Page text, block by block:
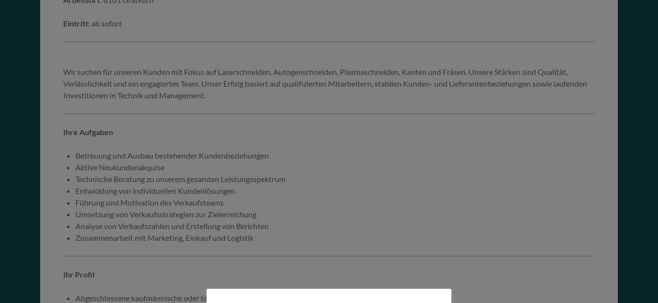
Eintritt: ab sofort
Wir suchen für unseren Kunden mit Fokus auf Laserschneiden, Autogenschneiden, Plasmaschneiden, Kanten und Fräsen. Unsere Stärken sind Qualität,
Verlässlichkeit und ein engagiertes Team. Unser Erfolg basiert auf qualifizierten Mitarbeitern, stabilen Kunden- und Lieferantenbeziehungen sowie laufenden
Investitionen in Technik und Management.
Ihre Aufgaben
Betreuung und Ausbau bestehender Kundenbeziehungen
Aktive Neukundenakquise
Technische Beratung zu unserem gesamten Leistungsspektrum
Entwicklung von individuellen Kundenlösungen
Führung und Motivation des Verkaufsteams
Umsetzung von Verkaufsstrategien zur Zielerreichung
Analyse von Verkaufszahlen und Erstellung von Berichten
Zusammenarbeit mit Marketing, Einkauf und Logistik
Ihr Profil
Abgeschlossene kaufmännische oder technische Ausbildung oder Studium